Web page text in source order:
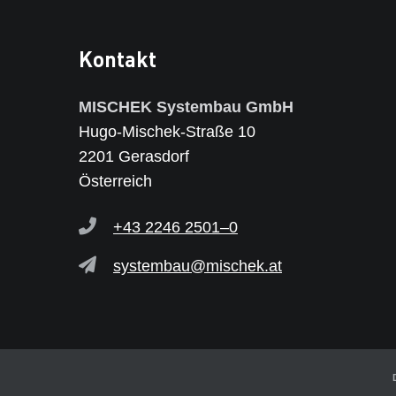
Kontakt
MISCHEK Systembau GmbH
Hugo-Mischek-Straße 10
2201 Gerasdorf
Österreich
+43 2246 2501–0
systembau@mischek.at